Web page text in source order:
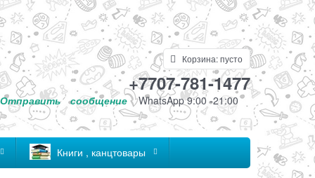
Корзина:пусто
+7707-781-1477
Отправить сообщениеWhatsApp 9:00 -21:00
Книги , канцтовары